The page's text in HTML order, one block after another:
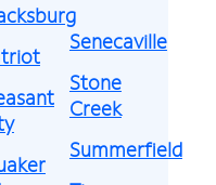
Senecaville
Stone
Creek
Summerfield